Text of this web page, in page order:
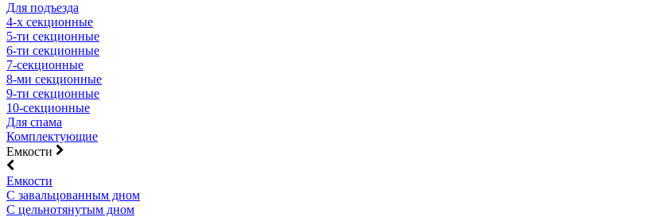
Для подъезда
4-х секционные
5-ти секционные
6-ти секционные
7-секционные
8-ми секционные
9-ти секционные
10-секционные
Для спама
Комплектующие
Емкости
Емкости
С завальцованным дном
С цельнотянутым дном